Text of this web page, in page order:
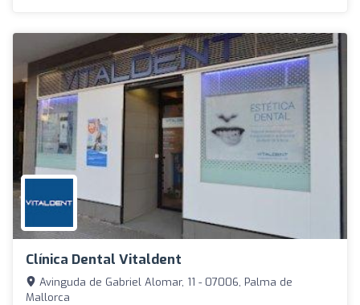
Clínica Dental Vitaldent
Avinguda de Gabriel Alomar, 11 - 07006, Palma de
Mallorca